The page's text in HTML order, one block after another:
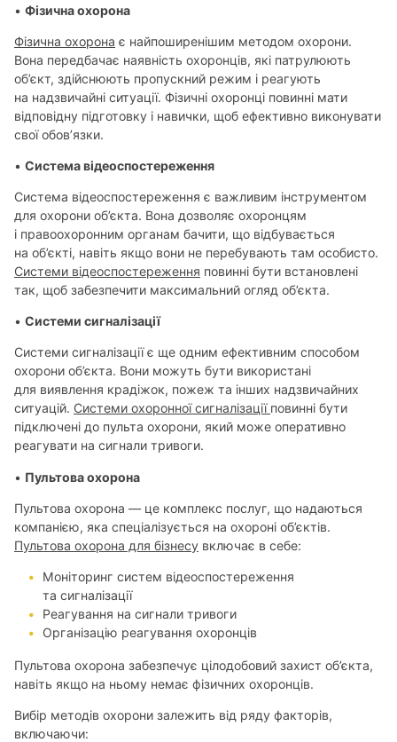
• Фізична охорона
Фізична охорона є найпоширенішим методом охорони.
Вона передбачає наявність охоронців, які патрулюють
об’єкт, здійснюють пропускний режим і реагують
на надзвичайні ситуації. Фізичні охоронці повинні мати
відповідну підготовку і навички, щоб ефективно виконувати
свої обов’язки.
• Система відеоспостереження
Система відеоспостереження є важливим інструментом
для охорони об’єкта. Вона дозволяє охоронцям
і правоохоронним органам бачити, що відбувається
на об’єкті, навіть якщо вони не перебувають там особисто.
Системи відеоспостереження повинні бути встановлені
так, щоб забезпечити максимальний огляд об’єкта.
• Системи сигналізації
Системи сигналізації є ще одним ефективним способом
охорони об’єкта. Вони можуть бути використані
для виявлення крадіжок, пожеж та інших надзвичайних
ситуацій. Системи охоронної сигналізації повинні бути
підключені до пульта охорони, який може оперативно
реагувати на сигнали тривоги.
• Пультова охорона
Пультова охорона — це комплекс послуг, що надаються
компанією, яка спеціалізується на охороні об’єктів.
Пультова охорона для бізнесу включає в себе:
Моніторинг систем відеоспостереження
та сигналізації
Реагування на сигнали тривоги
Організацію реагування охоронців
Пультова охорона забезпечує цілодобовий захист об’єкта,
навіть якщо на ньому немає фізичних охоронців.
Вибір методів охорони залежить від ряду факторів,
включаючи: